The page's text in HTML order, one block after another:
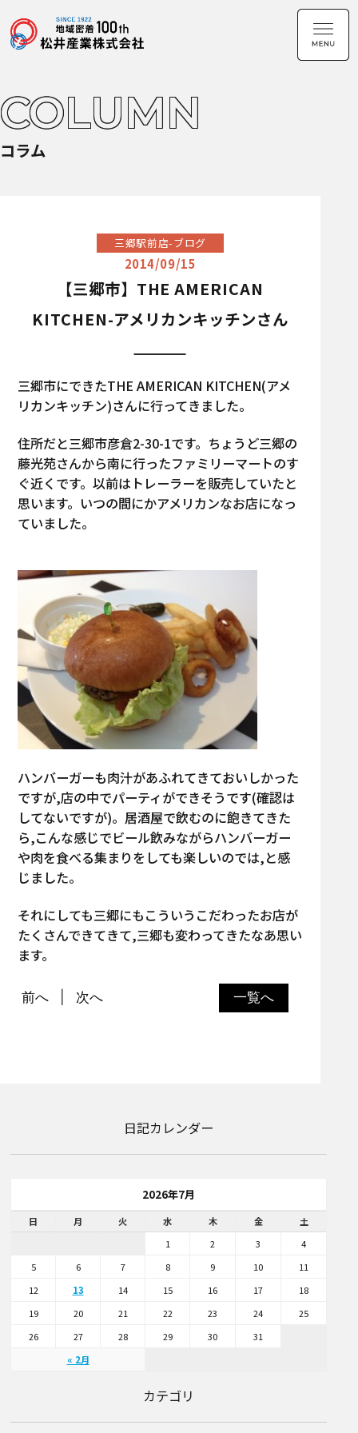
COLUMN
コラム
三郷駅前店-ブログ
2014/09/15
【三郷市】THE AMERICAN
KITCHEN-アメリカンキッチンさん
三郷市にできたTHE AMERICAN KITCHEN(アメ
リカンキッチン)さんに行ってきました。
住所だと三郷市彦倉2-30-1です。ちょうど三郷の
藤光苑さんから南に行ったファミリーマートのす
ぐ近くです。以前はトレーラーを販売していたと
思います。いつの間にかアメリカンなお店になっ
ていました。
ハンバーガーも肉汁があふれてきておいしかった
ですが,店の中でパーティができそうです(確認は
してないですが)。居酒屋で飲むのに飽きてきた
ら,こんな感じでビール飲みながらハンバーガー
や肉を食べる集まりをしても楽しいのでは,と感
じました。
それにしても三郷にもこういうこだわったお店が
たくさんできてきて,三郷も変わってきたなあ思い
ます。
一覧へ
前へ 次へ
日記カレンダー
2026年7月
日 月 火 水 木 金 土
« 2月
1 2 3
4
5
6 7 8 9 10
11
12
13 14 15 16 17
18
19
20 21 22 23 24
25
26
27 28 29 30 31
カテゴリ